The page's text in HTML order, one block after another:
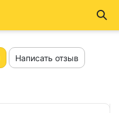
Написать отзыв